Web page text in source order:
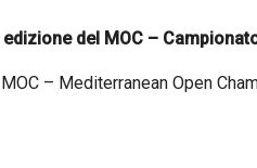
del MOC –
– Mediterranean Open